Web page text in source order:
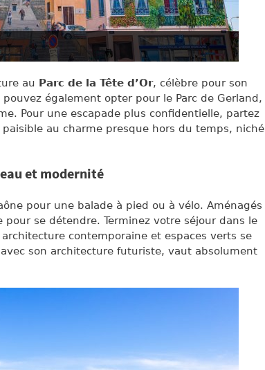
au Parc de la Tête d’Or, célèbre pour son
également opter pour le Parc de Gerland,
Pour une escapade plus confidentielle, partez
au charme presque hors du temps, niché
et modernité
pour une balade à pied ou à vélo. Aménagés
se détendre. Terminez votre séjour dans le
contemporaine et espaces verts se
son architecture futuriste, vaut absolument